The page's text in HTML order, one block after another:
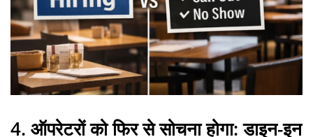
4. ऑपरेटरों को फिर से सोचना होगा: डाइन-इन